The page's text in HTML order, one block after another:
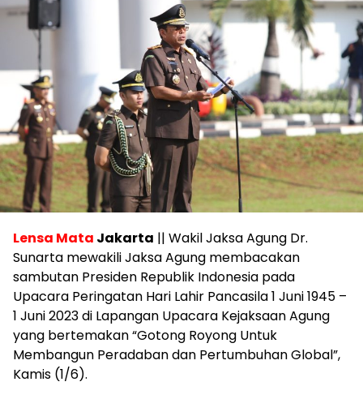
Lensa Mata Jakarta || Wakil Jaksa Agung Dr.
Sunarta mewakili Jaksa Agung membacakan
sambutan Presiden Republik Indonesia pada
Upacara Peringatan Hari Lahir Pancasila 1 Juni 1945 –
1 Juni 2023 di Lapangan Upacara Kejaksaan Agung
yang bertemakan “Gotong Royong Untuk
Membangun Peradaban dan Pertumbuhan Global”,
Kamis (1/6).